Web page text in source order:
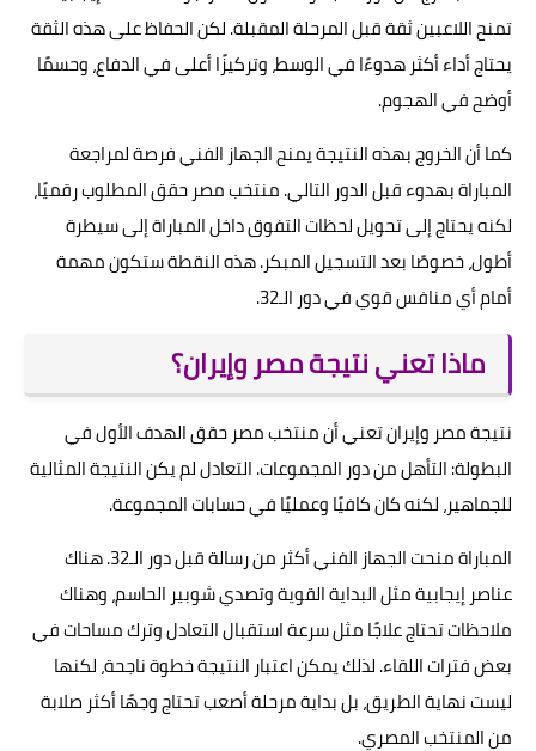
تمنح اللاعبين ثقة قبل المرحلة المقبلة. لكن الحفاظ على هذه الثقة
يحتاج أداء أكثر هدوءًا في الوسط، وتركيزًا أعلى في الدفاع، وحسمًا
أوضح في الهجوم.
كما أن الخروج بهذه النتيجة يمنح الجهاز الفني فرصة لمراجعة
المباراة بهدوء قبل الدور التالي. منتخب مصر حقق المطلوب رقميًا،
لكنه يحتاج إلى تحويل لحظات التفوق داخل المباراة إلى سيطرة
أطول، خصوصًا بعد التسجيل المبكر. هذه النقطة ستكون مهمة
أمام أي منافس قوي في دور الـ32.
ماذا تعني نتيجة مصر وإيران؟
نتيجة مصر وإيران تعني أن منتخب مصر حقق الهدف الأول في
البطولة: التأهل من دور المجموعات. التعادل لم يكن النتيجة المثالية
للجماهير، لكنه كان كافيًا وعمليًا في حسابات المجموعة.
المباراة منحت الجهاز الفني أكثر من رسالة قبل دور الـ32. هناك
عناصر إيجابية مثل البداية القوية وتصدي شوبير الحاسم، وهناك
ملاحظات تحتاج علاجًا مثل سرعة استقبال التعادل وترك مساحات في
بعض فترات اللقاء. لذلك يمكن اعتبار النتيجة خطوة ناجحة، لكنها
ليست نهاية الطريق، بل بداية مرحلة أصعب تحتاج وجهًا أكثر صلابة
من المنتخب المصري.